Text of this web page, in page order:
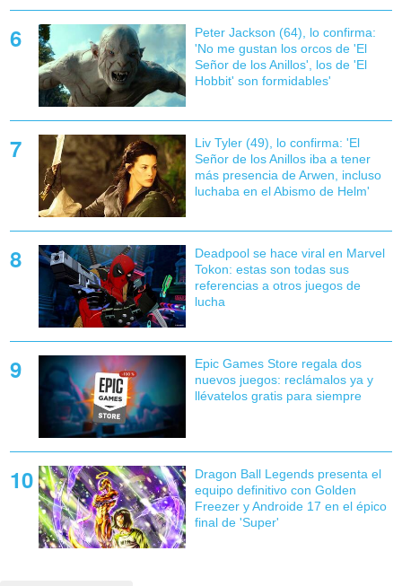
Peter Jackson (64), lo confirma:
'No me gustan los orcos de 'El
Señor de los Anillos', los de 'El
Hobbit' son formidables'
Liv Tyler (49), lo confirma: 'El
Señor de los Anillos iba a tener
más presencia de Arwen, incluso
luchaba en el Abismo de Helm'
Deadpool se hace viral en Marvel
Tokon: estas son todas sus
referencias a otros juegos de
lucha
Epic Games Store regala dos
nuevos juegos: reclámalos ya y
llévatelos gratis para siempre
Dragon Ball Legends presenta el
equipo definitivo con Golden
Freezer y Androide 17 en el épico
final de 'Super'